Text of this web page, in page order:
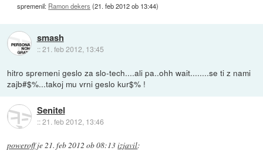
spremenil: Ramon dekers (21. feb 2012 ob 13:44)
smash
::21. feb 2012, 13:45
hitro spremeni geslo za slo-tech....ali pa..ohh wait........se ti z nami
zajb#$%...takoj mu vrni geslo kur$% !
Senitel
::21. feb 2012, 13:46
poweroffje21. feb 2012 ob 08:13izjavil: